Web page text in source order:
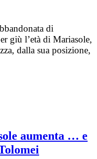
di
giù l’età di Mariasole,
dalla sua posizione,
aumenta … e